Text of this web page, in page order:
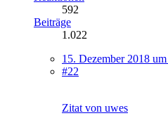
592
Beiträge
1.022
15. Dezember 2018
#22
Zitat von uwes